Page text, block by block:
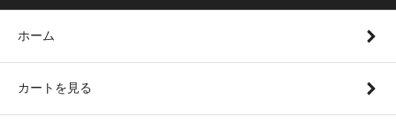
ホーム
カートを見る